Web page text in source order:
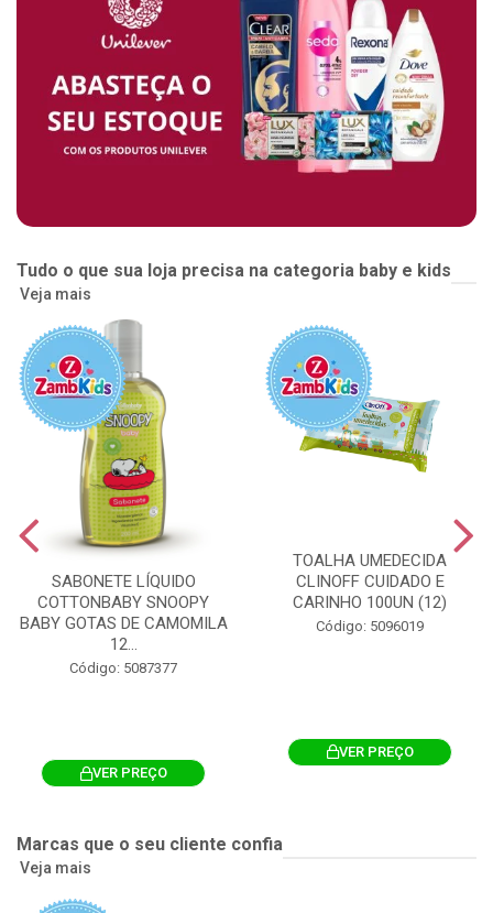
Tudo o que sua loja precisa na categoria baby e kids
Veja mais
SABONETE LÍQUIDO
COTTONBABY SNOOPY
BABY GOTAS DE CAMOMILA
12...
Código: 5087377
VER PREÇO
TOALHA UMEDECIDA
CLINOFF CUIDADO E
CARINHO 100UN (12)
Código: 5096019
VER PREÇO
Marcas que o seu cliente confia
Veja mais